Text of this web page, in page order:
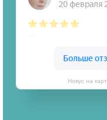
Новус на